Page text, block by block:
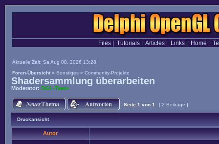
Files| Tutorials| Articles| Links| Home
Aktuelle Zeit: Sa Aug 08, 2026 13:28
Foren-Übersicht » Sonstiges » Community-Projekte
Shadersammlung überarbeiten
Moderator: DGL-Team
Seite 1 von 1 [ 2 Beiträge ]
Druckansicht
Autor